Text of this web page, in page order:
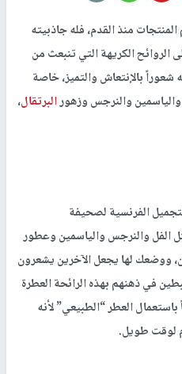
منذ القدم، فله جاذبيته
الكريهة التي تنبعث من
بالإنتعاش والتميز، خاصة
والنرجس وزهورالبرتقال،
الفرنسية لصحيفة
الفل والنرجس والياسمين وعطور
ووضعك لها يجعل الآخرين يشعرون
في ذهنهم بهذه الرائحة العطرة
العطر “الطبيعي” لأنه
لوقت طويل.